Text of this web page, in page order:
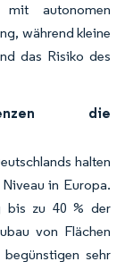
autonomen
während kleine
das Risiko des
die
halten
in Europa.
bis zu 40 % der
von Flächen
sehr